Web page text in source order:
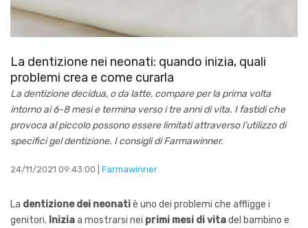
La dentizione nei neonati: quando inizia, quali
problemi crea e come curarla
La dentizione decidua, o da latte, compare per la prima volta
intorno ai 6-8 mesi e termina verso i tre anni di vita. I fastidi che
provoca al piccolo possono essere limitati attraverso l’utilizzo di
specifici gel dentizione. I consigli di Farmawinner.
24/11/2021 09:43:00 | Farmawinner
La dentizione dei neonatiè uno dei problemi che affligge i
genitori. Iniziaa mostrarsi nei primi mesi di vitadel bambino e